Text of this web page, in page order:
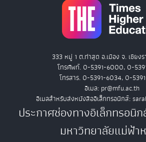
333 หมู่ 1 ต.ท่าสุด อ.เมือง จ. เชียง
โทรศัพท์. 0-5391-6000, 0-
โทรสาร. 0-5391-6034, 0-
อีเมล: pr@mfu.ac.th
อีเมลสำหรับส่งหนังสืออิเล็กทรอนิกส์:
ประกาศช่องทางอิเล็กทรอนิ
มหาวิทยาลัยแม่ฟ้า